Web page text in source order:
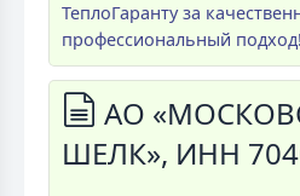
ТеплоГаранту за
профессиональный подход!
АО
ШЕЛК», ИНН